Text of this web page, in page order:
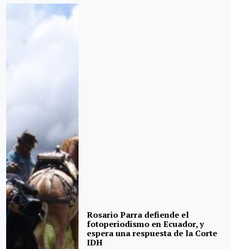
Rosario Parra defiende el
fotoperiodismo en Ecuador, y
espera una respuesta de la Corte
IDH